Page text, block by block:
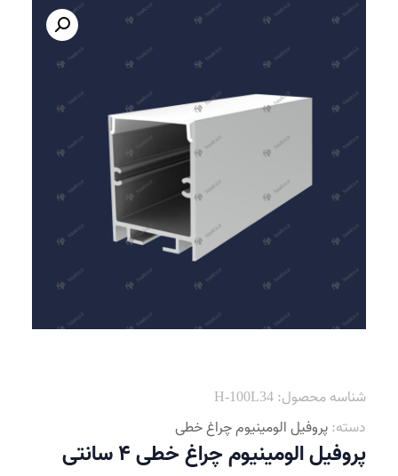
شناسه محصول: H-100L34
دسته:پروفیل الومینیوم چراغ خطی
پروفیل الومینیوم چراغ خطی 4 سانتی